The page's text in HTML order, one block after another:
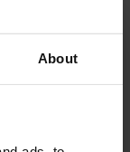
About